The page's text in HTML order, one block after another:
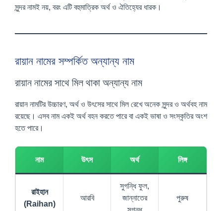
সুন্দর নামই নয়, বরং এটি বহুমাত্রিক অর্থ ও ঐতিহ্যের ধারক।
রায়ান নামের সম্পর্কিত অন্যান্য নাম
রায়ান নামের সাথে মিল থাকা অন্যান্য নাম
রায়ান নামটির উচ্চারণ, অর্থ ও উৎসের সাথে মিল রেখে অনেক সুন্দর ও অর্থবহ নাম
রয়েছে। এসব নাম একই অর্থ বহন করতে পারে বা একই ভাষা ও সংস্কৃতির অংশ
হতে পারে।
নাম উৎস অর্থ লিঙ্গ
রাইহান
(Raihan)
আরবি
সুগন্ধি ফুল,
জান্নাতের
পুরুষ